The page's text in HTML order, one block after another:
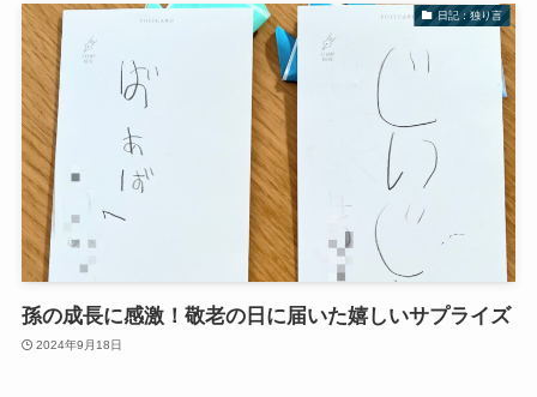
日記：独り言
孫の成長に感激！敬老の日に届いた嬉しいサプライズ
2024年9月18日